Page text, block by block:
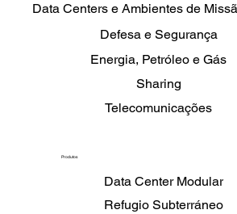
Produtos
Refugio Subterráneo
Data Center Modular
Telecomunicações
Data Centers e Ambientes de
Defesa e Segurança
Energia, Petróleo e Gás
Sharing